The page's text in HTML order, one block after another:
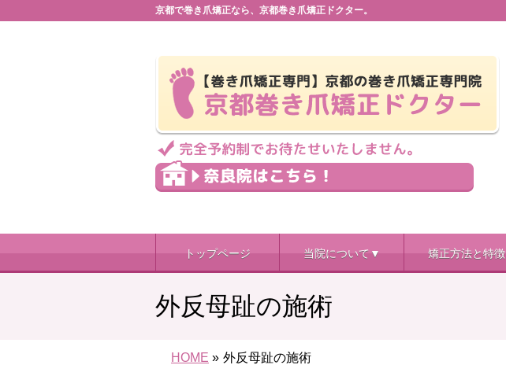
京都で巻き爪矯正なら、京都巻き爪矯正ドクター。
トップページ 当院について▼ 矯正方法と特徴
外反母趾の施術
HOME » 外反母趾の施術